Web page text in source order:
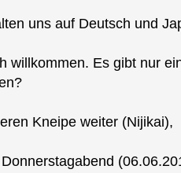
uns auf Deutsch und
willkommen. Es gibt nur
Kneipe weiter (Nijikai),